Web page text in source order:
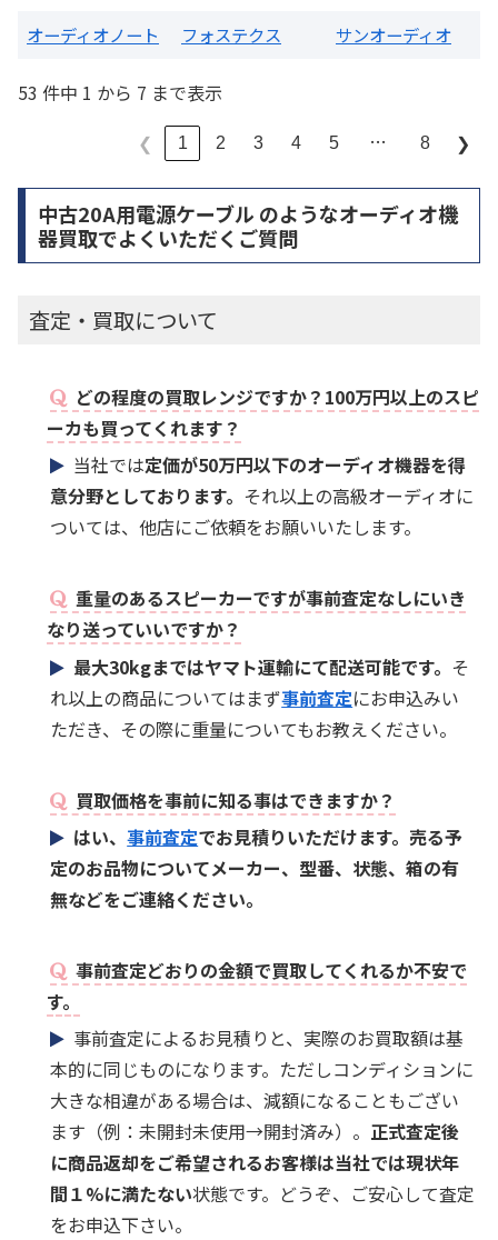
オーディオノート フォステクス サンオーディオ
53 件中 1 から 7 まで表示
❮ 1 2 3 4 5 … 8 ❯
中古20A用電源ケーブル のようなオーディオ機
器買取でよくいただくご質問
査定・買取について
どの程度の買取レンジですか？100万円以上のスピ
ーカも買ってくれます？
当社では定価が50万円以下のオーディオ機器を得
意分野としております。 それ以上の高級オーディオに
ついては、他店にご依頼をお願いいたします。
重量のあるスピーカーですが事前査定なしにいき
なり送っていいですか？
最大30kgまではヤマト運輸にて配送可能です。 そ
れ以上の商品についてはまず事前査定にお申込みい
ただき、その際に重量についてもお教えください。
買取価格を事前に知る事はできますか？
はい、事前査定でお見積りいただけます。売る予
定のお品物についてメーカー、型番、状態、箱の有
無などをご連絡ください。
事前査定どおりの金額で買取してくれるか不安で
す。
事前査定によるお見積りと、実際のお買取額は基
本的に同じものになります。ただしコンディションに
大きな相違がある場合は、減額になることもござい
ます（例：未開封未使用→開封済み）。 正式査定後
に商品返却をご希望されるお客様は当社では現状年
間１%に満たない状態です。どうぞ、ご安心して査定
をお申込下さい。